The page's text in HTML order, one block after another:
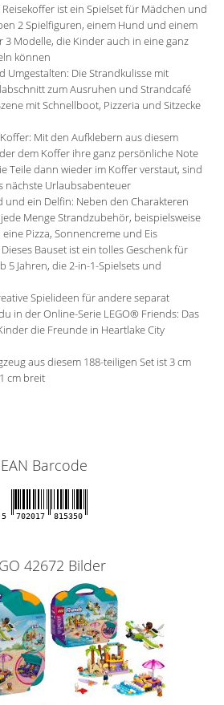
ist ein Spielset für Mädchen und
2 Spielfiguren, einem Hund und einem
Modelle, die Kinder auch in eine ganz
können
Umgestalten: Die Strandkulisse mit
zum Ausruhen und Strandcafé
mit Schnellboot, Pizzeria und Sitzecke
Mit den Aufklebern aus diesem
dem Koffer ihre ganz persönliche Note
Teile dann wieder im Koffer verstaut, sind
nächste Urlaubsabenteuer
und ein Delfin: Neben den Charakteren
Menge Strandzubehör, beispielsweise
Pizza, Sonnencreme und Eis
Bauset ist ein tolles Geschenk für
5 Jahren, die 2-in-1-Spielsets und
Spielideen für andere separat
in der Online-Serie LEGO® Friends: Das
die Freunde in Heartlake City
aus diesem 188-teiligen Set ist 3 cm
cm breit
EAN Barcode
5 702017 815350
42672 Bilder